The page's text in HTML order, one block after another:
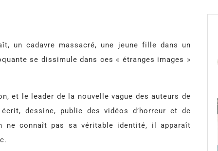
un cadavre massacré, une jeune fille dans un
se dissimule dans ces « étranges images »
et le leader de la nouvelle vague des auteurs de
dessine, publie des vidéos d’horreur et de
ne connaît pas sa véritable identité, il apparaît